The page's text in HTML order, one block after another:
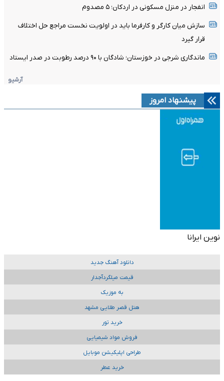
انفجار در منزل مسکونی در اردکان؛ ۵ مصدوم
سازش میان کارگر و کارفرما باید در اولویت نخست مراجع حل اختلاف
قرار گیرد
ماندگاری شرجی در خوزستان؛ شادگان با ۹۰ درصد رطوبت در صدر ایستاد
آرشیو
پیشنهاد امروز
نوین ایرانا
دانلود آهنگ جدید
قیمت میلگردآجدار
به موزیک
هتل قصر طلایی مشهد
خرید تور
فروش مواد شیمیایی
طراحی اپلیکیشن موبایل
خرید عطر